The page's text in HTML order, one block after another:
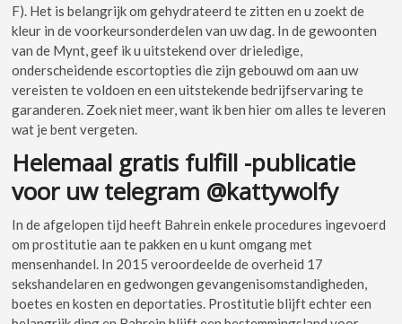
F). Het is belangrijk om gehydrateerd te zitten en u zoekt de
kleur in de voorkeursonderdelen van uw dag. In de gewoonten
van de Mynt, geef ik u uitstekend over drieledige,
onderscheidende escortopties die zijn gebouwd om aan uw
vereisten te voldoen en een uitstekende bedrijfservaring te
garanderen. Zoek niet meer, want ik ben hier om alles te leveren
wat je bent vergeten.
Helemaal gratis fulfill -publicatie
voor uw telegram @kattywolfy
In de afgelopen tijd heeft Bahrein enkele procedures ingevoerd
om prostitutie aan te pakken en u kunt omgang met
mensenhandel. In 2015 veroordeelde de overheid 17
sekshandelaren en gedwongen gevangenisomstandigheden,
boetes en kosten en deportaties. Prostitutie blijft echter een